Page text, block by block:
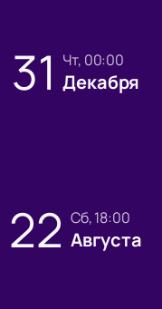
31 чт, 00:00
Декабря
22 сб, 18:00
Августа